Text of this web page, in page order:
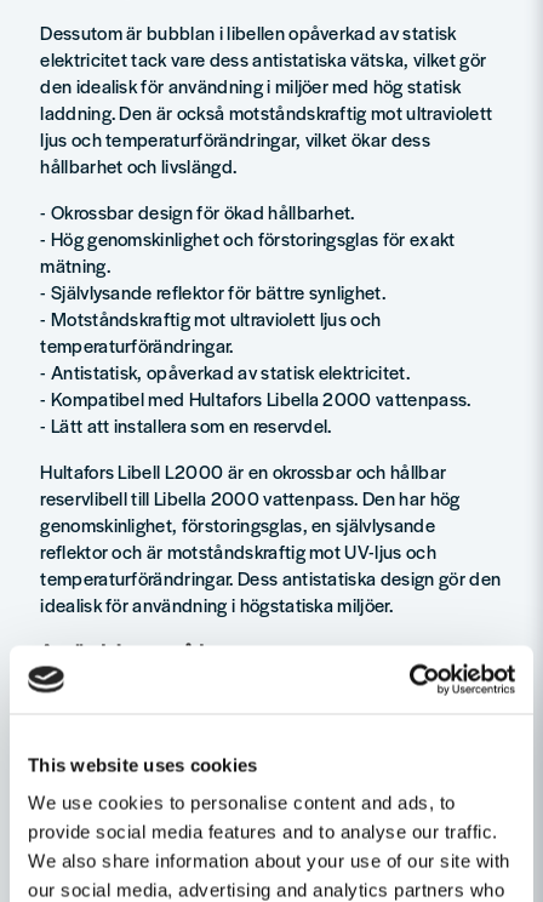
This website uses cookies
We use cookies to personalise content and ads, to
provide social media features and to analyse our traffic.
We also share information about your use of our site with
our social media, advertising and analytics partners who
Dessutom är bubblan i libellen opåverkad av statisk
elektricitet tack vare dess antistatiska vätska, vilket gör
den idealisk för användning i miljöer med hög statisk
laddning. Den är också motståndskraftig mot ultraviolett
ljus och temperaturförändringar, vilket ökar dess
hållbarhet och livslängd.
- Okrossbar design för ökad hållbarhet.
- Hög genomskinlighet och förstoringsglas för exakt
mätning.
- Självlysande reflektor för bättre synlighet.
- Motståndskraftig mot ultraviolett ljus och
temperaturförändringar.
- Antistatisk, opåverkad av statisk elektricitet.
- Kompatibel med Hultafors Libella 2000 vattenpass.
- Lätt att installera som en reservdel.
Hultafors Libell L2000 är en okrossbar och hållbar
reservlibell till Libella 2000 vattenpass. Den har hög
genomskinlighet, förstoringsglas, en självlysande
reflektor och är motståndskraftig mot UV-ljus och
temperaturförändringar. Dess antistatiska design gör den
idealisk för användning i högstatiska miljöer.
Användningsområden
Byggplatser
Utomhustillämpningar
Ställ en produktfråga
question
Fråga oss något om denna produkten...
Relaterade kategorier